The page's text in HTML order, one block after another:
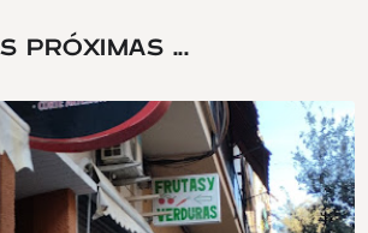
PRÓXIMAS ...